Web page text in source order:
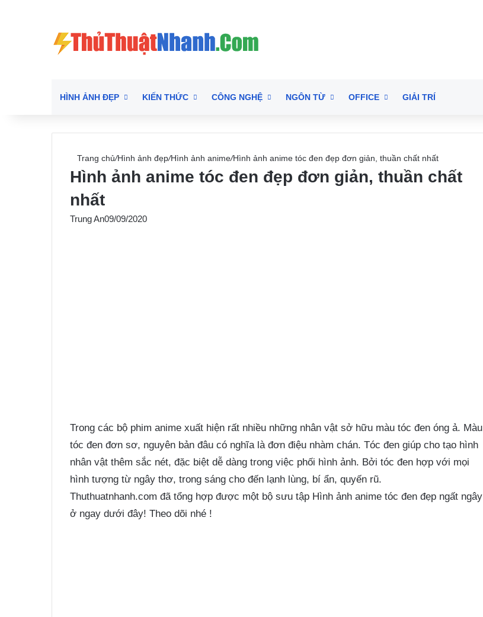
HÌNH ẢNH ĐẸP KIẾN THỨC CÔNG NGHỆ NGÔN TỪ OFFICE GIẢI TRÍ
Trang chủ/Hình ảnh đẹp/Hình ảnh anime/Hình ảnh anime tóc đen đẹp đơn giản, thuần chất nhất
Hình ảnh anime tóc đen đẹp đơn giản, thuần chất
nhất
Trung An09/09/2020
Trong các bộ phim anime xuất hiện rất nhiều những nhân vật sở hữu màu tóc đen óng ả. Màu
tóc đen đơn sơ, nguyên bản đâu có nghĩa là đơn điệu nhàm chán. Tóc đen giúp cho tạo hình
nhân vật thêm sắc nét, đặc biệt dễ dàng trong việc phối hình ảnh. Bởi tóc đen hợp với mọi
hình tượng từ ngây thơ, trong sáng cho đến lạnh lùng, bí ẩn, quyến rũ.
Thuthuatnhanh.com đã tổng hợp được một bộ sưu tập Hình ảnh anime tóc đen đẹp ngất ngây
ở ngay dưới đây! Theo dõi nhé !